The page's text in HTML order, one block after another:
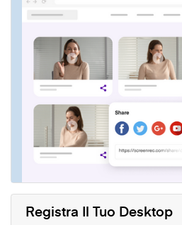
Registra Il Tuo Desktop